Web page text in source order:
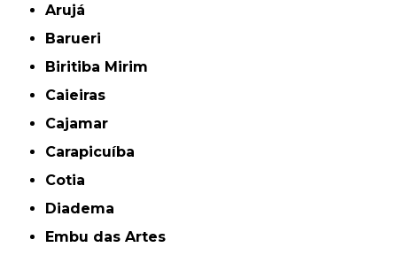
Arujá
Barueri
Biritiba Mirim
Caieiras
Cajamar
Carapicuíba
Cotia
Diadema
Embu das Artes